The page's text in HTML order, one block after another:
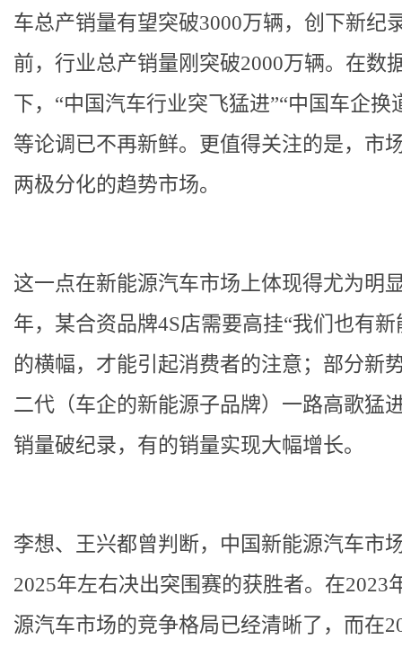
车总产销量有望突破3000万辆，创下新纪
前，行业总产销量刚突破2000万辆。在数
下，“中国汽车行业突飞猛进”“中国车企换
等论调已不再新鲜。更值得关注的是，市
两极分化的趋势市场。
这一点在新能源汽车市场上体现得尤为明
年，某合资品牌4S店需要高挂“我们也有新
的横幅，才能引起消费者的注意；部分新
二代（车企的新能源子品牌）一路高歌猛
销量破纪录，有的销量实现大幅增长。
李想、王兴都曾判断，中国新能源汽车市
2025年左右决出突围赛的获胜者。在2023
源汽车市场的竞争格局已经清晰了，而在